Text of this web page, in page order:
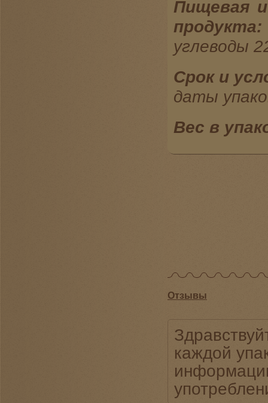
Пищевая
продукта:
углеводы
Срок и
даты
Вес в
Отзывы
каждой